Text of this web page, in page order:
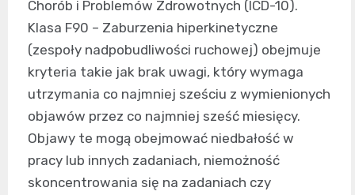
Chorób i Problemów Zdrowotnych (ICD-10).
Klasa F90 – Zaburzenia hiperkinetyczne
(zespoły nadpobudliwości ruchowej) obejmuje
kryteria takie jak brak uwagi, który wymaga
utrzymania co najmniej sześciu z wymienionych
objawów przez co najmniej sześć miesięcy.
Objawy te mogą obejmować niedbałość w
pracy lub innych zadaniach, niemożność
skoncentrowania się na zadaniach czy